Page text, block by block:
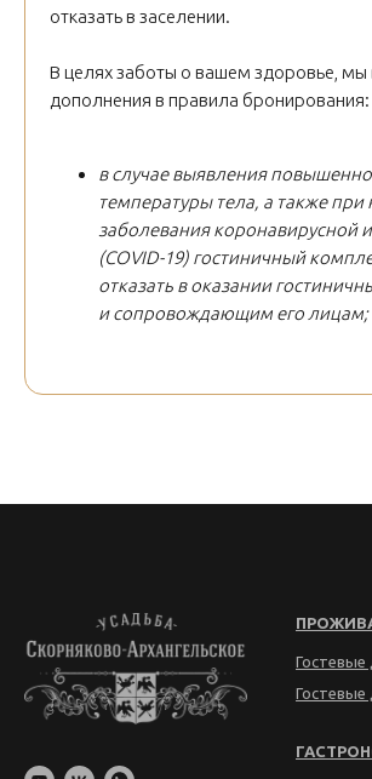
отказать в заселении.
В целях заботы о вашем здоровье, мы
дополнения в правила бронирования:
в случае выявления
температуры тела, а также при
заболевания коронавирусной
(COVID-19) гостиничный
отказать в оказании
и сопровождающим его лицам;
Гостевые